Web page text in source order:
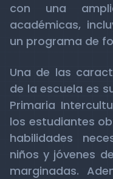
con una
académicas,
un programa de
Una de las
de la escuela es
Primaria
los estudiantes
habilidades
niños y jóvenes
marginadas.